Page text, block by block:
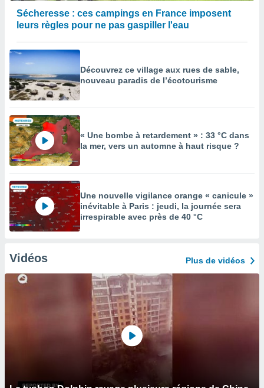
Sécheresse : ces campings en France imposent
leurs règles pour ne pas gaspiller l'eau
Découvrez ce village aux rues de sable,
nouveau paradis de l’écotourisme
« Une bombe à retardement » : 33 °C dans
la mer, vers un automne à haut risque ?
Une nouvelle vigilance orange « canicule »
inévitable à Paris : jeudi, la journée sera
irrespirable avec près de 40 °C
Vidéos Plus de vidéos